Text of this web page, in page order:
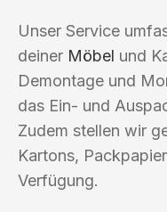
Unser Service
deiner Möbel und
Demontage und
das Ein- und
Zudem stellen wir
Kartons,
Verfügung.